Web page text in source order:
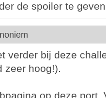
de spoiler te
verder bij deze
zeer hoog!).
op deze